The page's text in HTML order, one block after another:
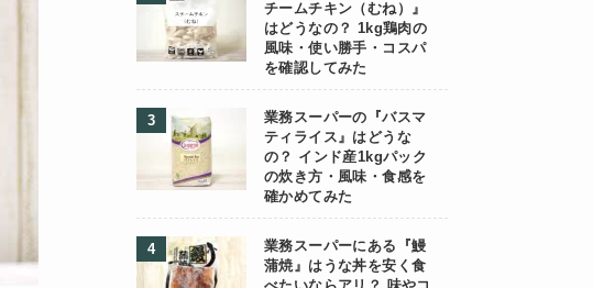
チームチキン（むね）』
はどうなの？ 1kg鶏肉の
風味・使い勝手・コスパ
を確認してみた
業務スーパーの『バスマ
ティライス』はどうな
の？ インド産1kgパック
の炊き方・風味・食感を
確かめてみた
業務スーパーにある『鰻
蒲焼』はうな丼を安く食